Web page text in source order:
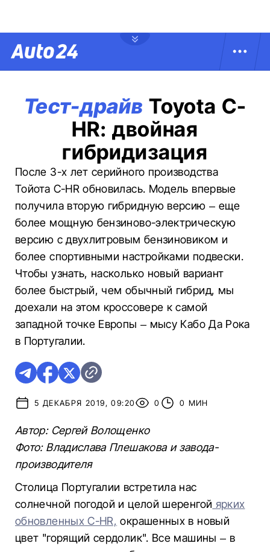
Тест-драйв Toyota C-
HR: двойная
гибридизация
После 3-х лет серийного производства
Тойота С-HR обновилась. Модель впервые
получила вторую гибридную версию – еще
более мощную бензиново-электрическую
версию с двухлитровым бензиновиком и
более спортивными настройками подвески.
Чтобы узнать, насколько новый вариант
более быстрый, чем обычный гибрид, мы
доехали на этом кроссовере к самой
западной точке Европы – мысу Кабо Да Рока
в Португалии.
5 ДЕКАБРЯ 2019, 09:20 0 0 МИН
Автор: Сергей Волощенко
Фото: Владислава Плешакова и завода-
производителя
Столица Португалии встретила нас
солнечной погодой и целой шеренгой ярких
обновленных C-HR, окрашенных в новый
цвет "горящий сердолик". Все машины – в